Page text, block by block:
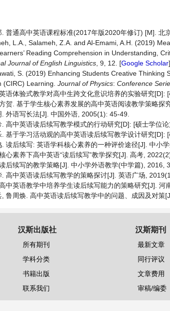
. 普通高中英语课程标准(2017年版2020年修订) [M]. 北
L.A., Salameh, Z.A. and Al-Emami, A.H. (2019)
Reading Comprehension in Understanding,
Journal of English Linguistics , 9, 12. [Google Scholar
S. (2019) Enhancing Students Creative
(CIRC) Learning. Journal of Physics: Conference
语体验式教学对高中生跨文化意识培养的实验研究[D]:
贺. 基于学生核心素养发展的高中英语阅读教学策略探
. 外语写长法[J]. 中国外语, 2005(1): 45-49.
. 高中英语读后续写教学模式的行动研究[D]: [硕士学位
. 基于学习活动观的高中英语读后续写教学设计研究[D]:
. 读后续写: 英语学科核心素养的一种评价途径[J]. 中小
心素养下高中英语“读后续写”教学探究[J]. 高考,
后续写的教学策略[J]. 中小学外语教学(中学篇), 2016,
. 高中英语读后续写教学的策略探讨[J]. 英语广场,
中英语教学中培养学生读后续写能力的策略研究[J]. 河
, 鲁周焕. 高中英语读后续写教学中的问题、成因及对策
汉斯出版社
所有期刊
学科分类
书籍出版
联系我们
汉斯期刊
最新文章
同行评议
文章费用
审稿/编委